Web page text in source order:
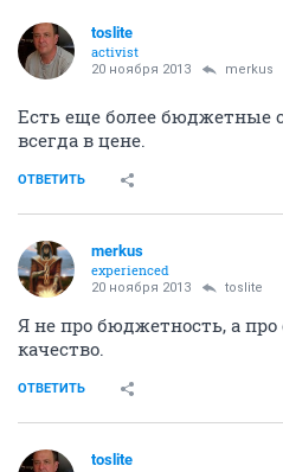
toslite
activist
20 ноября 2013 merkus
Есть еще более бюджетные
всегда в цене.
ОТВЕТИТЬ
merkus
experienced
20 ноября 2013 toslite
Я не про бюджетность, а
качество.
ОТВЕТИТЬ
toslite